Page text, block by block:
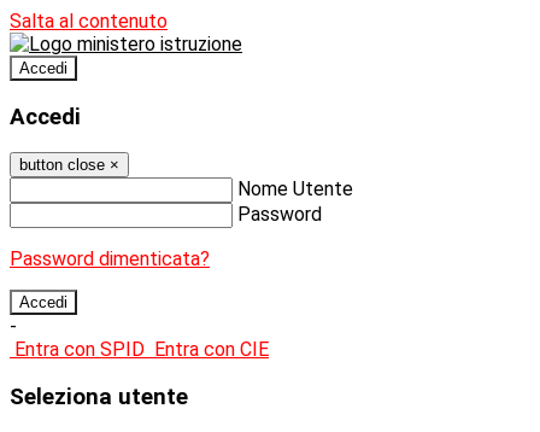
Salta al contenuto
Accedi
Accedi
button close ×
Nome Utente
Password
Password dimenticata?
-
Entra con SPID Entra con CIE
Seleziona utente